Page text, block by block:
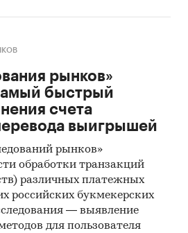
рынков»
быстрый
счета
выигрышей
рынков»
обработки транзакций
различных платежных
российских букмекерских
— выявление
для пользователя